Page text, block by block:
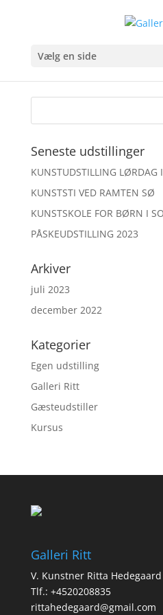
Vælg en side
MALERI
Seneste udstillinger
KUNSTUDSTILLING LØRDAG
KUNSTSTI VED RAMTEN SØ
KUNSTSKOLE FOR BØRN I
PÅSKEUDSTILLING 2023
Arkiver
juli 2023
december 2022
Kategorier
Egen udstilling
Galleri Ritt
Gæsteudstiller
Kursus
Galleri Ritt
V. Kunstner Ritta Hedegaard
Tlf.: +4520208835
rittahedegaard@gmail.com